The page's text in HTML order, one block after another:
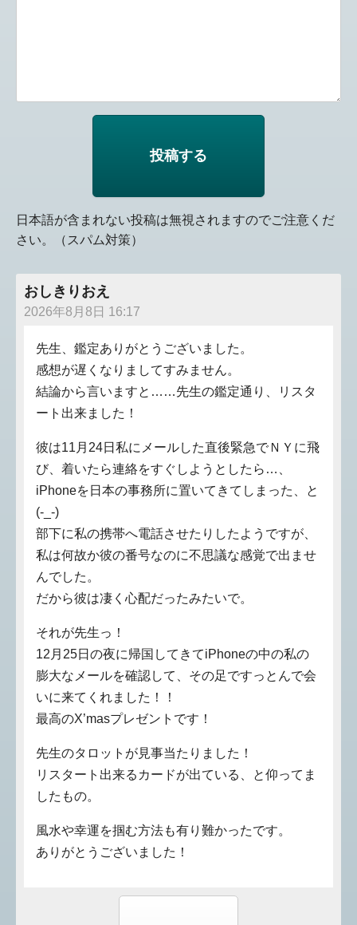
日本語が含まれない投稿は無視されますのでご注意くだ
さい。（スパム対策）
おしきりおえ
2026年8月8日 16:17
先生、鑑定ありがとうございました。
感想が遅くなりましてすみません。
結論から言いますと……先生の鑑定通り、リスタ
ート出来ました！
彼は11月24日私にメールした直後緊急でＮＹに飛
び、着いたら連絡をすぐしようとしたら…、
iPhoneを日本の事務所に置いてきてしまった、と
(-_-)
部下に私の携帯へ電話させたりしたようですが、
私は何故か彼の番号なのに不思議な感覚で出ませ
んでした。
だから彼は凄く心配だったみたいで。
それが先生っ！
12月25日の夜に帰国してきてiPhoneの中の私の
膨大なメールを確認して、その足ですっとんで会
いに来てくれました！！
最高のX’masプレゼントです！
先生のタロットが見事当たりました！
リスタート出来るカードが出ている、と仰ってま
したもの。
風水や幸運を掴む方法も有り難かったです。
ありがとうございました！